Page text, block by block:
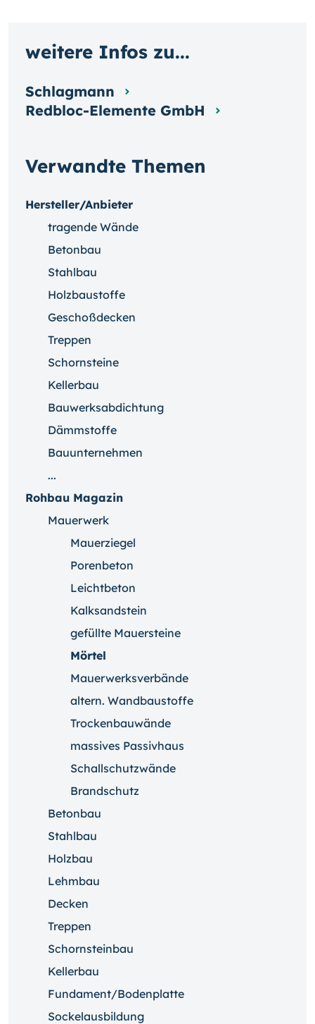
Verwandte Themen
Hersteller/Anbieter
tragende Wände
Betonbau
Stahlbau
Holzbaustoffe
Geschoßdecken
Treppen
Schornsteine
Kellerbau
Bauwerksabdichtung
Dämmstoffe
Bauunternehmen
...
Rohbau Magazin
Mauerwerk
Mauerziegel
Porenbeton
Leichtbeton
Kalksandstein
gefüllte Mauersteine
Mörtel
Mauerwerksverbände
altern. Wandbaustoffe
Trockenbauwände
massives Passivhaus
Schallschutzwände
Brandschutz
Betonbau
Stahlbau
Holzbau
Lehmbau
Decken
Treppen
Schornsteinbau
Kellerbau
Fundament/Bodenplatte
Sockelausbildung
weitere Infos zu...
Schlagmann
Redbloc-Elemente GmbH